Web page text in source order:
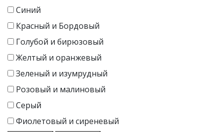
Синий
Красный и Бордовый
Голубой и бирюзовый
Желтый и оранжевый
Зеленый и изумрудный
Розовый и малиновый
Серый
Фиолетовый и сиреневый